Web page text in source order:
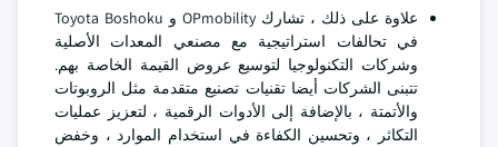
علاوة على ذلك ، تشارك OPmobility و Toyota Boshoku
في تحالفات استراتيجية مع مصنعي المعدات الأصلية
وشركات التكنولوجيا لتوسيع عروض القيمة الخاصة بهم.
تتبنى الشركات أيضا تقنيات تصنيع متقدمة مثل الروبوتات
والأتمتة ، بالإضافة إلى الأدوات الرقمية ، لتعزيز عمليات
التكاثر ، وتحسين الكفاءة في استخدام الموارد ، وخفض